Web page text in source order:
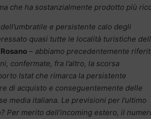
che ha sostanzialmente prodotto più
e persistente calo degli
quasi tutte le località turistiche
– abbiamo precedentemente
confermate, fra l’altro, la scorsa
Istat che rimarca la persistente
di acquisto e conseguentemente delle
media italiana. Le previsioni per l’ultimo
Per merito dell’incoming estero, il